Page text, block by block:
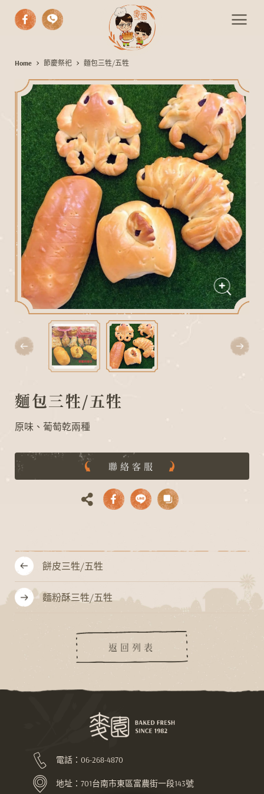
I
麵
包
三
牲
/
五
牲
手作麵包
期間限定
伴手禮
活動餐會
最新消息
聯絡我們
Home 節慶祭祀 麵包三牲/五牲
麵包三牲/五牲
原味、葡萄乾兩種
聯絡客服
餅皮三牲/五牲
麵粉酥三牲/五牲
返回列表
電話： 06-268-4870
地址： 701台南市東區富農街一段143號